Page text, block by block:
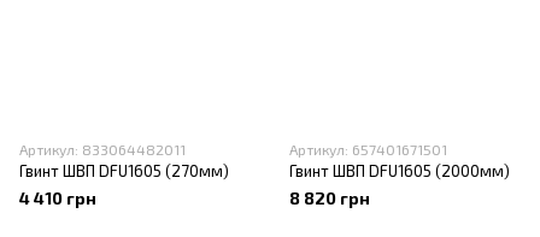
Артикул: 833064482011
Гвинт ШВП DFU1605 (270мм)
4 410 грн
Артикул: 657401671501
Гвинт ШВП DFU1605 (2000мм)
8 820 грн